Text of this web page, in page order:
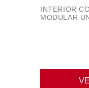
INTERIOR
MODULAR